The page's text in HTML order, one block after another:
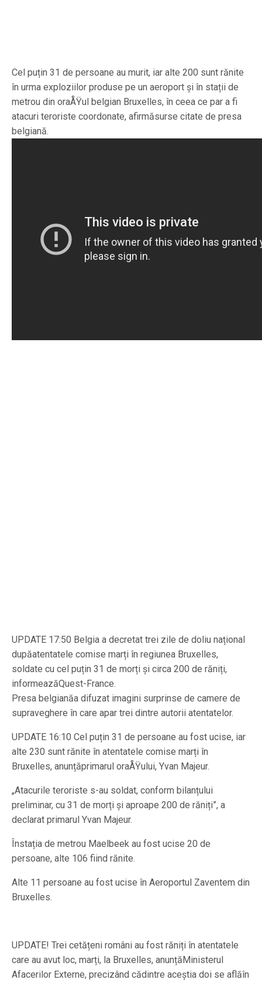
Cel puțin 31 de persoane au murit, iar alte 200 sunt rănite
în urma exploziilor produse pe un aeroport și în stații de
metrou din oraÅŸul belgian Bruxelles, în ceea ce par a fi
atacuri teroriste coordonate, afirmăsurse citate de presa
belgiană.
UPDATE 17:50 Belgia a decretat trei zile de doliu național
dupăatentatele comise marți în regiunea Bruxelles,
soldate cu cel puțin 31 de morți și circa 200 de răniți,
informeazăQuest-France.
Presa belgianăa difuzat imagini surprinse de camere de
supraveghere în care apar trei dintre autorii atentatelor.
UPDATE 16:10 Cel puțin 31 de persoane au fost ucise, iar
alte 230 sunt rănite în atentatele comise marți în
Bruxelles, anunțăprimarul oraÅŸului, Yvan Majeur.
„Atacurile teroriste s-au soldat, conform bilanțului
preliminar, cu 31 de morți și aproape 200 de răniți”, a
declarat primarul Yvan Majeur.
Înstația de metrou Maelbeek au fost ucise 20 de
persoane, alte 106 fiind rănite.
Alte 11 persoane au fost ucise în Aeroportul Zaventem din
Bruxelles.
UPDATE! Trei cetățeni români au fost răniți în atentatele
care au avut loc, marți, la Bruxelles, anunțăMinisterul
Afacerilor Externe, precizând cădintre aceștia doi se aflăîn